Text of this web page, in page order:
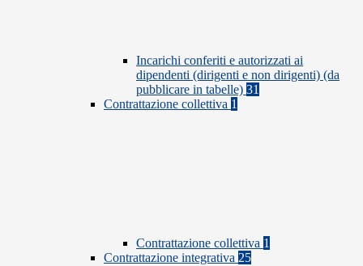
Incarichi conferiti e autorizzati ai
dipendenti (dirigenti e non dirigenti) (da
pubblicare in tabelle) 31
Contrattazione collettiva 1
Contrattazione collettiva 1
Contrattazione integrativa 25